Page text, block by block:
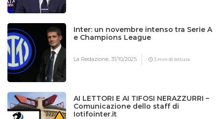
Inter: un novembre intenso tra Serie A
e Champions League
La Redazione,31/10/2025 3 min di lettura
AI LETTORI E AI TIFOSI NERAZZURRI –
Comunicazione dello staff di
Iotifointer.it